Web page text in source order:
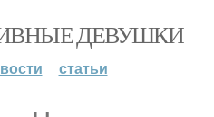
ДЕВУШКИ
статьи